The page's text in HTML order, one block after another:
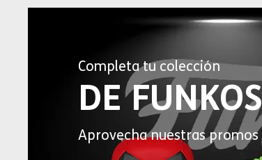
Completa tu colección
DE FUNKOS
Aprovecha nuestras promos